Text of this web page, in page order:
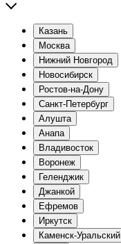
Казань
Москва
Нижний Новгород
Новосибирск
Ростов-на-Дону
Санкт-Петербург
Алушта
Анапа
Владивосток
Воронеж
Геленджик
Джанкой
Ефремов
Иркутск
Каменск-Уральский